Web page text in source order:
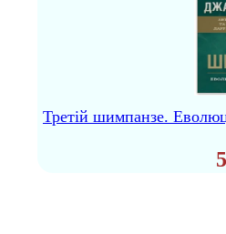
Третій шимпанзе.